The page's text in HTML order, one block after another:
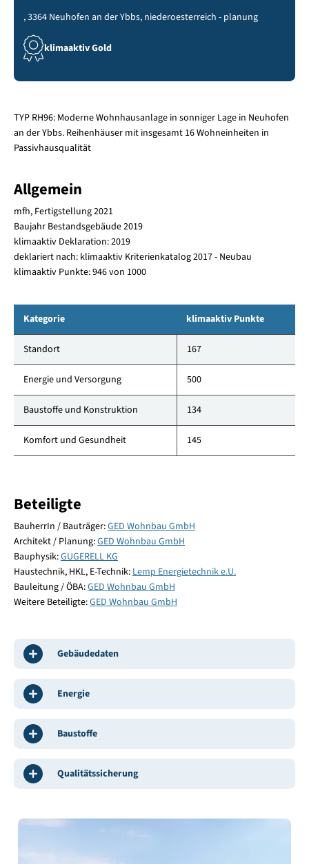
, 3364 Neuhofen an der Ybbs, niederoesterreich - planung
klimaaktiv Gold
TYP RH96: Moderne Wohnhausanlage in sonniger Lage in Neuhofen
an der Ybbs. Reihenhäuser mit insgesamt 16 Wohneinheiten in
Passivhausqualität
Allgemein
mfh, Fertigstellung 2021
Baujahr Bestandsgebäude 2019
klimaaktiv Deklaration: 2019
deklariert nach: klimaaktiv Kriterienkatalog 2017 - Neubau
klimaaktiv Punkte: 946 von 1000
Kategorie klimaaktiv Punkte
Standort 167
Energie und Versorgung 500
Baustoffe und Konstruktion 134
Komfort und Gesundheit 145
Beteiligte
BauherrIn / Bauträger:GED Wohnbau GmbH
Architekt / Planung:GED Wohnbau GmbH
Bauphysik:GUGERELL KG
Haustechnik, HKL, E-Technik: Lemp Energietechnik e.U.
Bauleitung / ÖBA:GED Wohnbau GmbH
Weitere Beteiligte:GED Wohnbau GmbH
Gebäudedaten
Energie
Baustoffe
Qualitätssicherung